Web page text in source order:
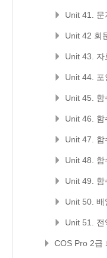
Unit 41. 문
Unit 42 회
Unit 43. 자
Unit 44. 포
Unit 45. 함
Unit 46. 함
Unit 47. 함
Unit 48. 함
Unit 49. 함
Unit 50. 배
Unit 51. 전
COS Pro 2급